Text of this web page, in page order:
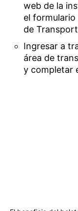
web de la
el
de
Ingresar a
área de
y completar